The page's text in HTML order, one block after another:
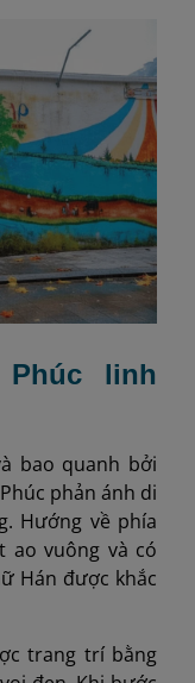
linh
bao quanh bởi
phản ánh di
Hướng về phía
ao vuông và có
Hán được khắc
trang trí bằng